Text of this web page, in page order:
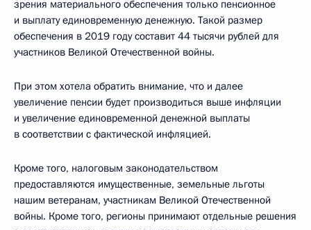
зрения материального обеспечения только пенсионное
и выплату единовременную денежную. Такой размер
обеспечения в 2019 году составит 44 тысячи рублей для
участников Великой Отечественной войны.
При этом хотела обратить внимание, что и далее
увеличение пенсии будет производиться выше инфляции
и увеличение единовременной денежной выплаты
в соответствии с фактической инфляцией.
Кроме того, налоговым законодательством
предоставляются имущественные, земельные льготы
нашим ветеранам, участникам Великой Отечественной
войны. Кроме того, регионы принимают отдельные решения